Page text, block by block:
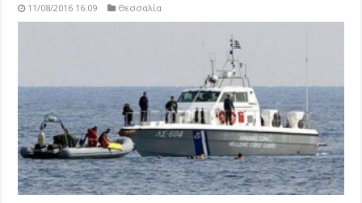
11/08/2016 16:09 Θεσσαλία